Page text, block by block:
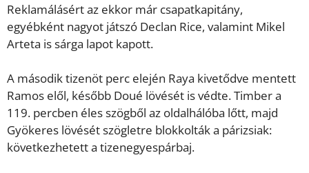
Reklamálásért az ekkor már csapatkapitány,
egyébként nagyot játszó Declan Rice, valamint Mikel
Arteta is sárga lapot kapott.
A második tizenöt perc elején Raya kivetődve mentett
Ramos elől, később Doué lövését is védte. Timber a
119. percben éles szögből az oldalhálóba lőtt, majd
Gyökeres lövését szögletre blokkolták a párizsiak:
következhetett a tizenegyespárbaj.